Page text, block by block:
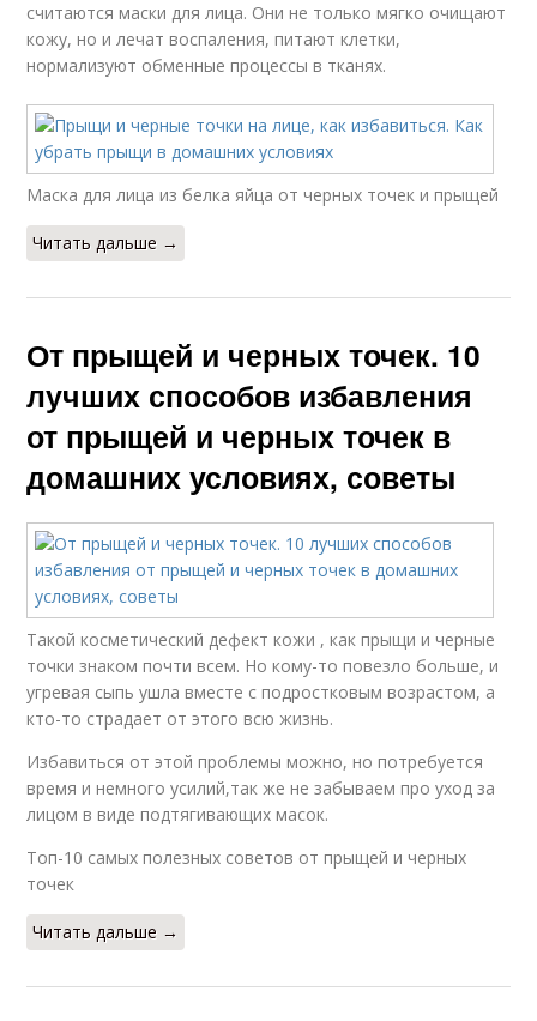
считаются маски для лица. Они не только мягко очищают
кожу, но и лечат воспаления, питают клетки,
нормализуют обменные процессы в тканях.
Маска для лица из белка яйца от черных точек и прыщей
Читать дальше →
От прыщей и черных точек. 10
лучших способов избавления
от прыщей и черных точек в
домашних условиях, советы
Такой косметический дефект кожи , как прыщи и черные
точки знаком почти всем. Но кому-то повезло больше, и
угревая сыпь ушла вместе с подростковым возрастом, а
кто-то страдает от этого всю жизнь.
Избавиться от этой проблемы можно, но потребуется
время и немного усилий,так же не забываем про уход за
лицом в виде подтягивающих масок.
Топ-10 самых полезных советов от прыщей и черных
точек
Читать дальше →